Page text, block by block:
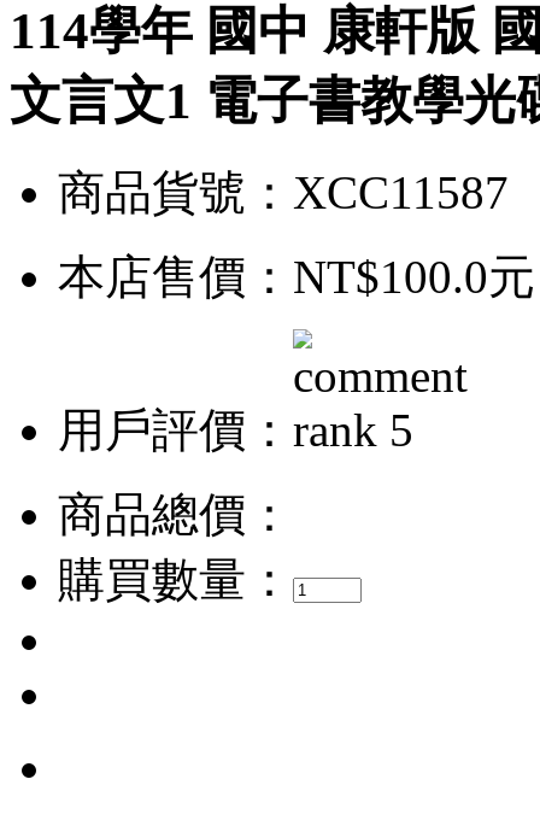
114學年 國中 康軒版
文言文1 電子書教學光
商品貨號：XCC11587
本店售價： NT$100.0元
用戶評價：
商品總價：
購買數量：